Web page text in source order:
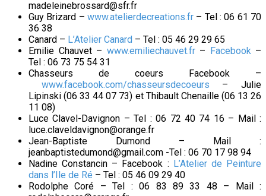
madeleinebrossard@sfr.fr
Guy Brizard – www.atelierdecreations.fr – Tel : 06 61 70
36 38
Canard – L’Atelier Canard – Tel : 05 46 29 29 65
Emilie Chauvet – www.emiliechauvet.fr– Facebook –
Tel : 06 73 75 54 31
Chasseurs de coeurs Facebook –
www.facebook.com/chasseursdecoeurs – Julie
Lipinski (06 33 44 07 73) et Thibault Chenaille (06 13 26
11 08)
Luce Clavel-Davignon – Tel : 06 72 40 74 16 – Mail :
luce.claveldavignon@orange.fr
Jean-Baptiste Dumond – Mail :
jeanbaptistedumond@gmail.com -Tel : 06 70 17 98 94
Nadine Constancin – Facebook : L’Atelier de Peinture
dans l’Ile de Ré – Tel : 05 46 09 29 40
Rodolphe Coré – Tel : 06 83 89 33 48 – Mail :